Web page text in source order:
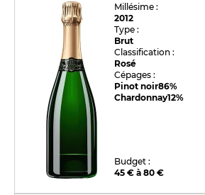
Millésime :
2012
Type :
Brut
Classification :
Rosé
Cépages :
Pinot noir86%
Chardonnay12%
Budget :
45 € à 80 €